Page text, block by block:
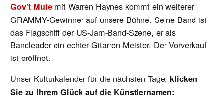
Gov’t Mule mit Warren Haynes kommt ein weiterer
GRAMMY-Gewinner auf unsere Bühne. Seine Band ist
das Flagschiff der US-Jam-Band-Szene, er als
Bandleader ein echter Gitarren-Meister. Der Vorverkauf
ist eröffnet.
Unser Kulturkalender für die nächsten Tage, klicken
Sie zu Ihrem Glück auf die Künstlernamen: